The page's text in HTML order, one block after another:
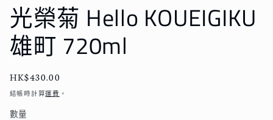
多
媒
體
檔
案
光榮菊 Hello KOUEIGIKU
雄町 720ml
定
價
HK$430.00
結帳時計算運費 。
數量